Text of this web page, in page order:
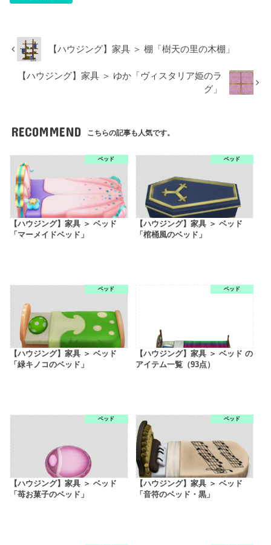
【ハウジング】家具 ＞ 棚「樹天の里の木棚」
【ハウジング】家具 ＞ ゆか「ヴィスタリア姫のラ
グ」
RECOMMEND こちらの記事も人気です。
ベッド
【ハウジング】家具 ＞ ベッド
「マーメイドベッド」
ベッド
【ハウジング】家具 ＞ ベッド
「棺桶風のベッド」
ベッド
【ハウジング】家具 ＞ ベッド
「緑キノコのベッド」
ベッド
【ハウジング】家具 ＞ ベッド の
アイテム一覧（93点）
ベッド
【ハウジング】家具 ＞ ベッド
「苺お菓子のベッド」
ベッド
【ハウジング】家具 ＞ ベッド
「音符のベッド・黒」